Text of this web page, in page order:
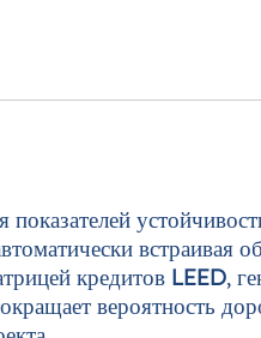
встраивая
кредитов LEED,
вероятность